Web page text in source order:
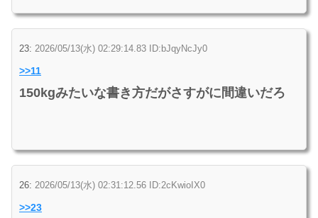
23: 2026/05/13(水) 02:29:14.83 ID:bJqyNcJy0
>>11
150kgみたいな書き方だがさすがに間違いだろ
26: 2026/05/13(水) 02:31:12.56 ID:2cKwioIX0
>>23